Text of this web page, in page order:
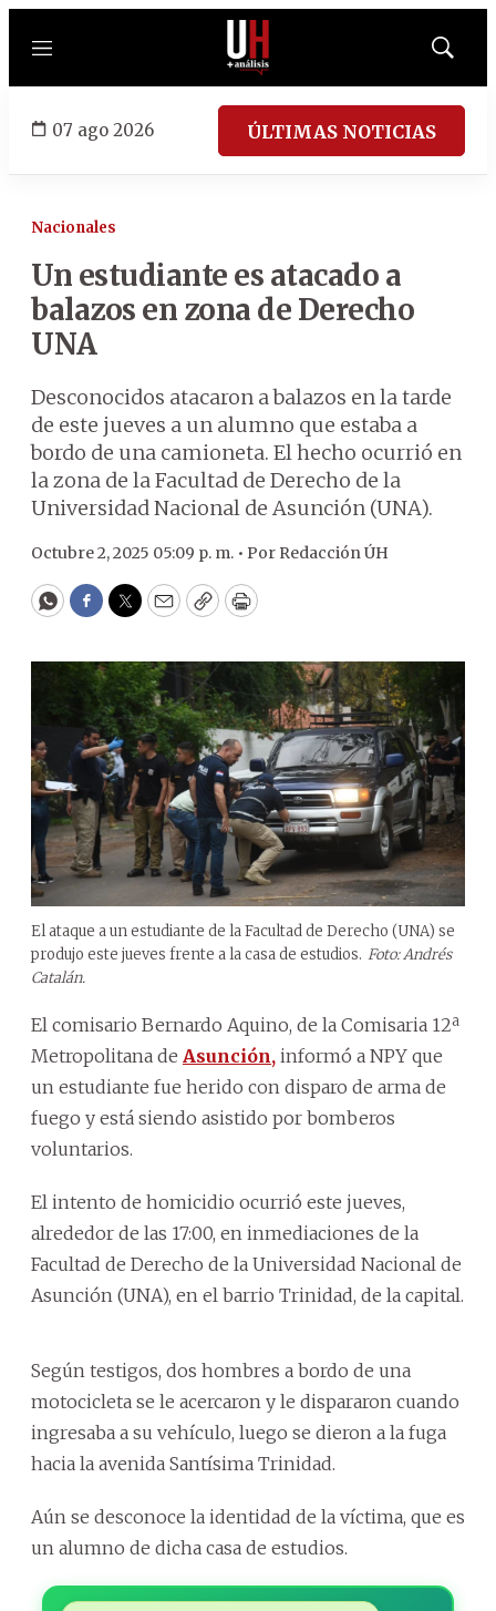
Menú
Mostrar
07 ago 2026 ÚLTIMAS NOTICIAS
Nacionales
Un estudiante es atacado a
balazos en zona de Derecho
UNA
Desconocidos atacaron a balazos en la tarde
de este jueves a un alumno que estaba a
bordo de una camioneta. El hecho ocurrió en
la zona de la Facultad de Derecho de la
Universidad Nacional de Asunción (UNA).
Octubre 2, 2025 05:09 p. m. • Por Redacción ÚH
WhatsApp
Facebook
Twitter
EmailCopyPrint
El ataque a un estudiante de la Facultad de Derecho (UNA) se
produjo este jueves frente a la casa de estudios. Foto: Andrés
Catalán.
El comisario Bernardo Aquino, de la Comisaria 12ª
Metropolitana de Asunción, informó a NPY que
un estudiante fue herido con disparo de arma de
fuego y está siendo asistido por bomberos
voluntarios.
El intento de homicidio ocurrió este jueves,
alrededor de las 17:00, en inmediaciones de la
Facultad de Derecho de la Universidad Nacional de
Asunción (UNA), en el barrio Trinidad, de la capital.
Según testigos, dos hombres a bordo de una
motocicleta se le acercaron y le dispararon cuando
ingresaba a su vehículo, luego se dieron a la fuga
hacia la avenida Santísima Trinidad.
Aún se desconoce la identidad de la víctima, que es
un alumno de dicha casa de estudios.